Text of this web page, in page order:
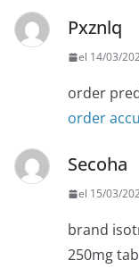
Pxznlq
el 14/03/
order
order
Secoha
el 15/03/
brand
250mg